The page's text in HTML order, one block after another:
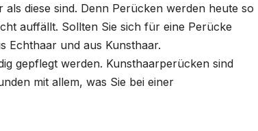
diese sind. Denn Perücken werden heute so
auffällt. Sollten Sie sich für eine Perücke
Echthaar und aus Kunsthaar.
gepflegt werden. Kunsthaarperücken sind
mit allem, was Sie bei einer